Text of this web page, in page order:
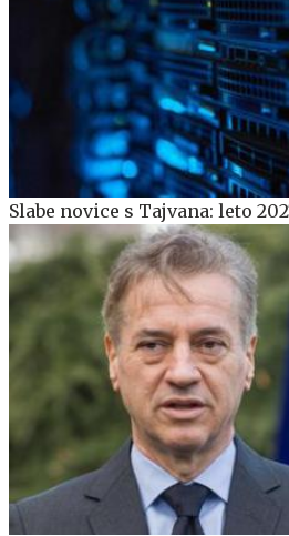
Slabe novice s Tajvana: leto